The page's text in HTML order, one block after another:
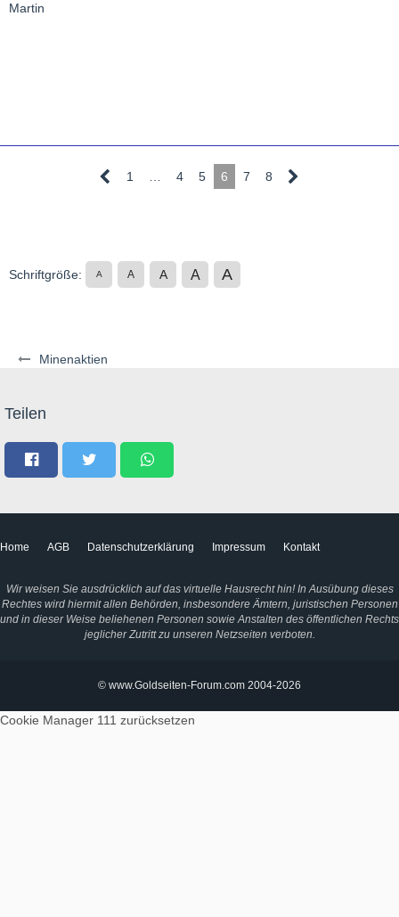
Minenaktien
Martin
1 4 5 6 7 8
Schriftgröße: A A A A A
Teilen
Home AGB Datenschutzerklärung Impressum Kontakt
Wir weisen Sie ausdrücklich auf das virtuelle Hausrecht hin! In Ausübung dieses
Rechtes wird hiermit allen Behörden, insbesondere Ämtern, juristischen Personen
und in dieser Weise beliehenen Personen sowie Anstalten des öffentlichen Rechts
jeglicher Zutritt zu unseren Netzseiten verboten.
© www.Goldseiten-Forum.com 2004-2026
Cookie Manager 111 zurücksetzen